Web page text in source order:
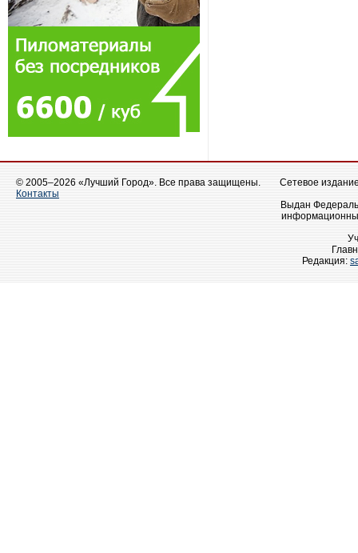
© 2005–2026 «Лучший Город». Все права защищены.
Контакты
Сетевое
Выдан
Редакция: